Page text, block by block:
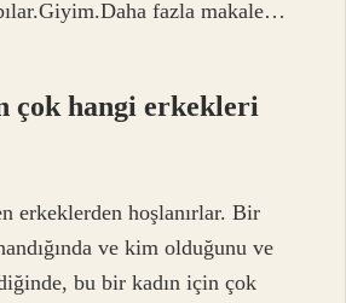
fazla makale…
çok hangi erkekleri
erkeklerden hoşlanırlar. Bir
ve kim olduğunu ve
bu bir kadın için çok